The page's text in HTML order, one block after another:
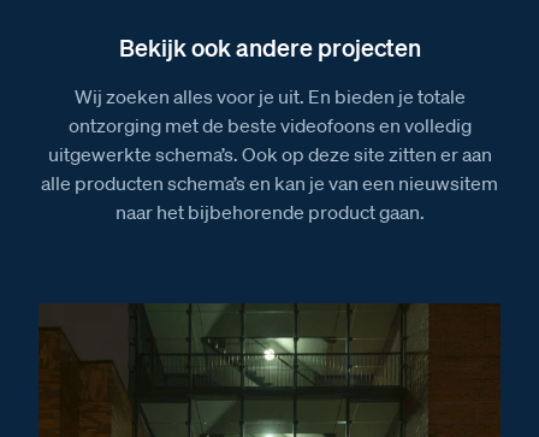
Installatiewijzer AV
Installatiewijzer CX-I
Installatiewijzer E-63 voeding
Afmetingen
Afmetingen van de AV adaptor
Afmetingen van de VV Videoverdeler
Afmetingen van de CX-I interface
Bekijk ook andere projecten
Wij zoeken alles voor je uit. En bieden je totale
ontzorging met de beste videofoons en volledig
uitgewerkte schema’s. Ook op deze site zitten er aan
alle producten schema’s en kan je van een nieuwsitem
naar het bijbehorende product gaan.